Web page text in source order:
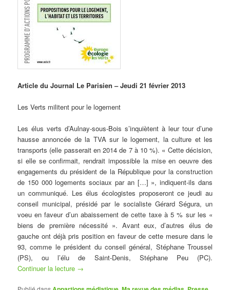
Article du Journal Le Parisien – Jeudi 21 février 2013
Les Verts militent pour le logement
Les élus verts d’Aulnay-sous-Bois s’inquiètent à leur tour d’une
hausse annoncée de la TVA sur le logement, la culture et les
transports (elle passerait en 2014 de 7 à 10 %). « Cette décision,
si elle se confirmait, rendrait impossible la mise en oeuvre des
engagements du président de la République pour la construction
de 150 000 logements sociaux par an […] », indiquent-ils dans
un communiqué. Les élus écologistes proposeront ce jeudi au
conseil municipal, présidé par le socialiste Gérard Ségura, un
voeu en faveur d’un abaissement de cette taxe à 5 % sur les «
biens de première nécessité ». Avant eux, d’autres élus de
gauche ont déjà pris position en faveur de cette mesure dans le
93, comme le président du conseil général, Stéphane Troussel
(PS), ou l’élu de Saint-Denis, Stéphane Peu (PC).
Continuer la lecture →